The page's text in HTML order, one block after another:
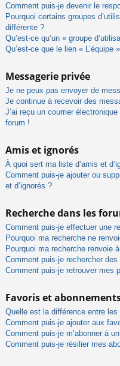
Comment puis-je devenir le
Pourquoi certains groupes
différente ?
Qu’est-ce qu’un « groupe
Qu’est-ce que le lien « L’équipe
Messagerie privée
Je ne peux pas envoyer de
Je continue à recevoir des
J’ai reçu un courrier
forum !
Amis et ignorés
À quoi sert ma liste d’amis et
Comment puis-je ajouter ou
et d’ignorés ?
Recherche dans les
Comment puis-je effectuer une
Pourquoi ma recherche ne
Pourquoi ma recherche renvoie
Comment puis-je rechercher
Comment puis-je retrouver mes
Favoris et
Quelle est la différence entre
Comment puis-je ajouter aux
Comment puis-je m’abonner à
Comment puis-je résilier mes